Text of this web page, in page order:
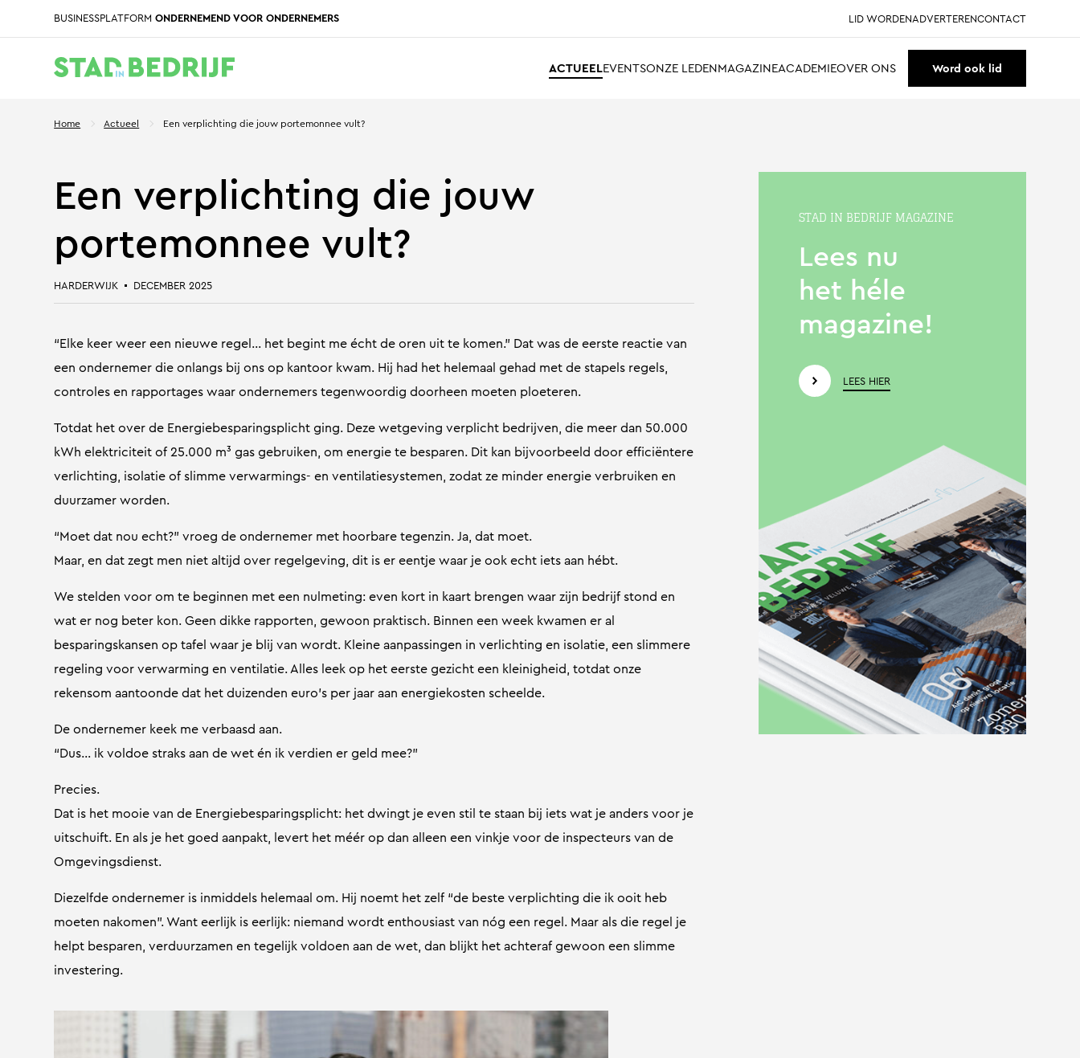
BUSINESSPLATFORMONDERNEMEND VOOR ONDERNEMERS LID WORDENADVERTERENCONTACT
ACTUEELEVENTSONZE LEDENMAGAZINEACADEMIEOVER ONS Word ook lid
Home Actueel Een verplichting die jouw portemonnee vult?
Een verplichting die jouw
portemonnee vult?
HARDERWIJK DECEMBER 2025
“Elke keer weer een nieuwe regel… het begint me écht de oren uit te komen.” Dat was de eerste reactie van
een ondernemer die onlangs bij ons op kantoor kwam. Hij had het helemaal gehad met de stapels regels,
controles en rapportages waar ondernemers tegenwoordig doorheen moeten ploeteren.
Totdat het over de Energiebesparingsplicht ging. Deze wetgeving verplicht bedrijven, die meer dan 50.000
kWh elektriciteit of 25.000 m³ gas gebruiken, om energie te besparen. Dit kan bijvoorbeeld door efficiëntere
verlichting, isolatie of slimme verwarmings- en ventilatiesystemen, zodat ze minder energie verbruiken en
duurzamer worden.
“Moet dat nou echt?” vroeg de ondernemer met hoorbare tegenzin. Ja, dat moet.
Maar, en dat zegt men niet altijd over regelgeving, dit is er eentje waar je ook echt iets aan hébt.
We stelden voor om te beginnen met een nulmeting: even kort in kaart brengen waar zijn bedrijf stond en
wat er nog beter kon. Geen dikke rapporten, gewoon praktisch. Binnen een week kwamen er al
besparingskansen op tafel waar je blij van wordt. Kleine aanpassingen in verlichting en isolatie, een slimmere
regeling voor verwarming en ventilatie. Alles leek op het eerste gezicht een kleinigheid, totdat onze
rekensom aantoonde dat het duizenden euro’s per jaar aan energiekosten scheelde.
De ondernemer keek me verbaasd aan.
“Dus… ik voldoe straks aan de wet én ik verdien er geld mee?”
Precies.
Dat is het mooie van de Energiebesparingsplicht: het dwingt je even stil te staan bij iets wat je anders voor je
uitschuift. En als je het goed aanpakt, levert het méér op dan alleen een vinkje voor de inspecteurs van de
Omgevingsdienst.
Diezelfde ondernemer is inmiddels helemaal om. Hij noemt het zelf “de beste verplichting die ik ooit heb
moeten nakomen”. Want eerlijk is eerlijk: niemand wordt enthousiast van nóg een regel. Maar als die regel je
helpt besparen, verduurzamen en tegelijk voldoen aan de wet, dan blijkt het achteraf gewoon een slimme
investering.
STAD IN BEDRIJF MAGAZINE
Lees nu
het héle
magazine!
LEES HIER